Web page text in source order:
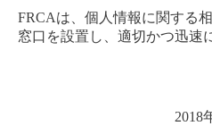
FRCAは、個人情報に関する
窓口を設置し、適切かつ迅速
2018